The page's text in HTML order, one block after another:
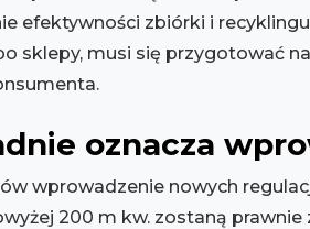
efektywności zbiórki i
sklepy, musi się przygotować
oznacza
wprowadzenie nowych
200 m kw. zostaną